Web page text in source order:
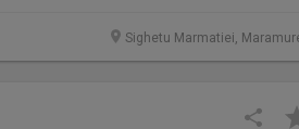
Sighetu Marmatiei,